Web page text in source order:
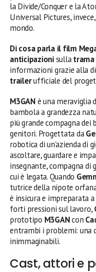
la Divide/Conquer e la
Universal Pictures,
mondo.
Di cosa parla il film
anticipazionisullatrama
informazioni grazie alla
trailerufficiale del
M3GAN è una meraviglia
bambola a grandezza
più grande compagna dei
genitori. Progettata da
robotica di un’azienda di
ascoltare, guardare e
insegnante, compagna
cui è legata. Quando
tutrice della nipote
è insicura e impreparata
forti pressioni sul lavoro,
prototipo M3GANcon
entrambi i problemi: una
inimmaginabili.
Cast, attori e